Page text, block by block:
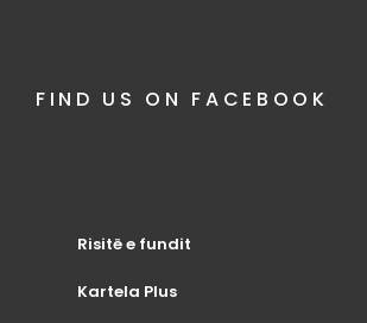
FIND US ON FACEBOOK
Risitë e fundit
Kartela Plus